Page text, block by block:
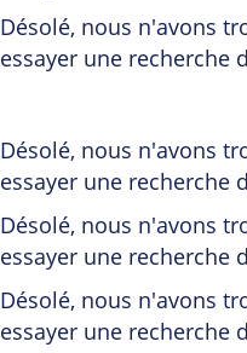
Désolé, nous n'avons
essayer une recherche
Désolé, nous n'avons
essayer une recherche
Désolé, nous n'avons
essayer une recherche
Désolé, nous n'avons
essayer une recherche